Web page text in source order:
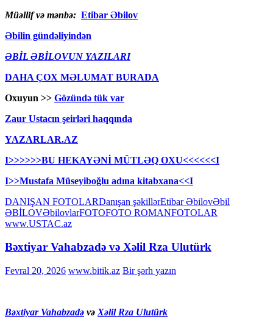
Müəllif və mənbə: Etibar Əbilov
Əbilin gündəliyindən
ƏBİL ƏBİLOVUN YAZILARI
DAHA ÇOX MƏLUMAT BURADA
Oxuyun >> Gözündə tük var
Zaur Ustacın şeirləri haqqında
YAZARLAR.AZ
I>>>>>>BU HEKAYƏNİ MÜTLƏQ OXU<<<<<<I
I>>Mustafa Müseyiboğlu adına kitabxana<<I
DANIŞAN FOTOLARDanışan şəkillərEtibar ƏbilovƏbil
ƏBİLOVƏbilovlarFOTOFOTO ROMANFOTOLAR
www.USTAC.az
Bəxtiyar Vahabzadə və Xəlil Rza Ulutürk
Fevral 20, 2026 www.bitik.az Bir şərh yazın
Bəxtiyar Vahabzadə və Xəlil Rza Ulutürk